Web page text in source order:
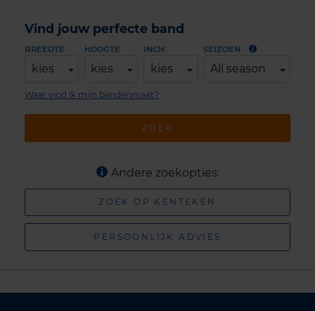
Vind jouw perfecte band
BREEDTE
kies
HOOGTE
kies
INCH
kies
SEIZOEN
All season
ZOEK
Waar vind ik mijn bandenmaat?
Andere zoekopties:
ZOEK OP KENTEKEN
PERSOONLIJK ADVIES